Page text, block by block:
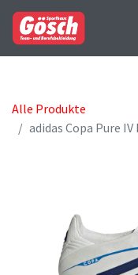
Alle Produkte
adidas Copa Pure